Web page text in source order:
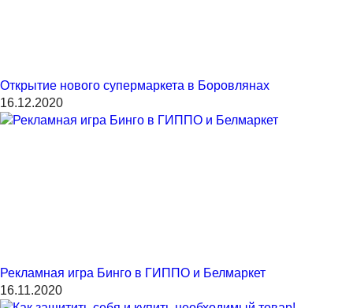
Открытие нового супермаркета в Боровлянах
16.12.2020
Рекламная игра Бинго в ГИППО и Белмаркет
16.11.2020